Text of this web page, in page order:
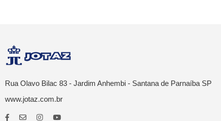
Rua Olavo Bilac 83 - Jardim Anhembi - Santana de Parnaíba SP
www.jotaz.com.br